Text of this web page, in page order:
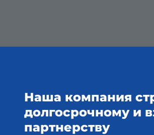
Наша компания
долгосрочному и
партнерству